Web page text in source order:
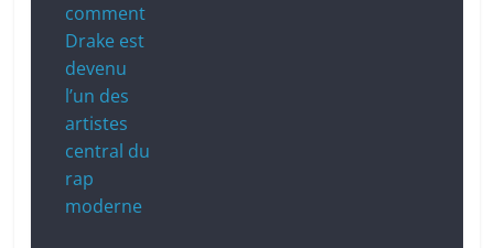
comment
Drake est
devenu
l’un des
artistes
central du
rap
moderne